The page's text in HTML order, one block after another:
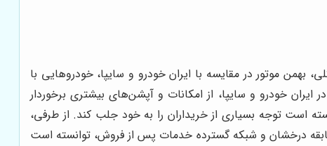
بهمن موتور در مقایسه با ایران خودرو و سایپا، خودروهایی با
خودرو و سایپا، از امکانات و آپشن‌های بیشتری برخوردار
است توجه بسیاری از خریداران را به خود جلب کند. از طرفی،
درخشان و شبکه گسترده خدمات پس از فروش، توانسته است